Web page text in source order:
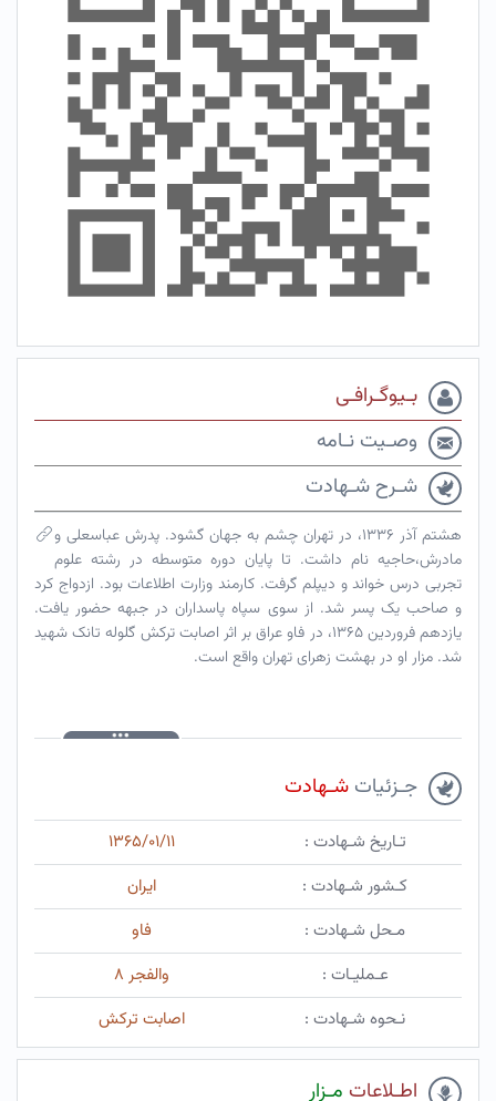
بـیوگـرافـی
وصـیت نـامه
شـرح شـهادت
هشتم آذر ۱۳۳۶، در تهران چشم به جهان گشود. پدرش عباسعلی و
مادرش،حاجیه نام داشت. تا پایان دوره متوسطه در رشته علوم
تجربی درس خواند و دیپلم گرفت. کارمند وزارت اطلاعات بود. ازدواج کرد
و صاحب یک پسر شد. از سوی سپاه پاسداران در جبهه حضور یافت.
یازدهم فروردین ۱۳۶۵، در فاو عراق بر اثر اصابت ترکش گلوله تانک شهید
شد. مزار او در بهشت زهرای تهران واقع است.
جـزئیات شـهادت
تـاریخ شـهادت :
۱۳۶۵/۰۱/۱۱
کـشور شـهادت :
ایران
مـحل شـهادت :
فاو
عـملیـات :
والفجر ۸
نـحوه شـهادت :
اصابت ترکش
اطـلاعات مـزار